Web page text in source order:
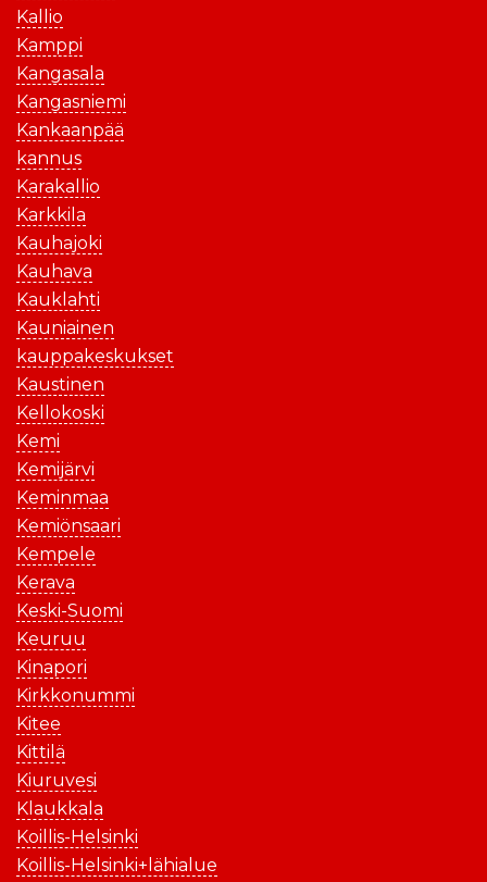
Kallio
Kamppi
Kangasala
Kangasniemi
Kankaanpää
kannus
Karakallio
Karkkila
Kauhajoki
Kauhava
Kauklahti
Kauniainen
kauppakeskukset
Kaustinen
Kellokoski
Kemi
Kemijärvi
Keminmaa
Kemiönsaari
Kempele
Kerava
Keski-Suomi
Keuruu
Kinapori
Kirkkonummi
Kitee
Kittilä
Kiuruvesi
Klaukkala
Koillis-Helsinki
Koillis-Helsinki+lähialue